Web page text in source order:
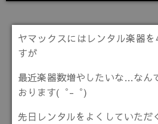
ヤマックスにはレンタル楽器
すが
最近楽器数増やしたいな…なん
おります(゜-゜)
先日レンタルをよくしていただ